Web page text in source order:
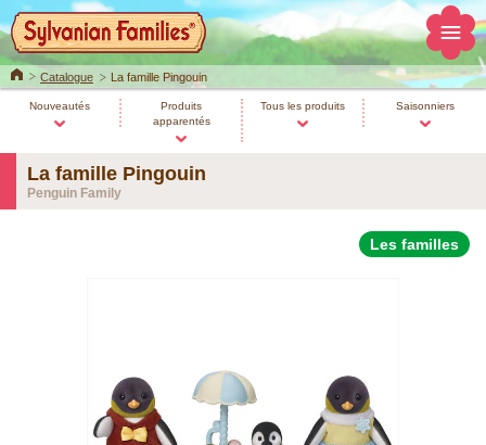
HomeCatalogue La famille Pingouin
Nouveautés
Produits
apparentés
Tous les produits Saisonniers
La famille Pingouin
Penguin Family
Les familles